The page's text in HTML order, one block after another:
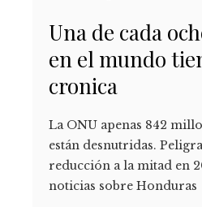
Una de cada
en el mundo
cronica
La ONU apenas 842
están desnutridas.
reducción a la mitad en
noticias sobre Honduras